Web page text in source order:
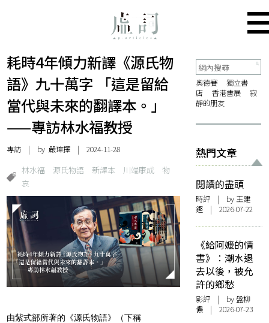
耗時4年傾力新譯《源氏物
語》九十萬字 「這是留給
當代與未來的翻譯本。」
——專訪林水福教授
專訪 | by嚴瑋擇 | 2024-11-28
林水福 源氏物語 新譯本 川端康成
物
哀
由紫式部所著的《源氏物語》（下稱
奧德賽
獨立書
店
香港書展
寂
靜的朋友
熱門文章
閱讀的盡頭
時評 | by 王建
鏗 | 2026-07-22
《給阿嬤的情
書》：潮水退
去以後，被允
許的鄉愁
影評 | by 盤柳
儂 | 2026-07-23